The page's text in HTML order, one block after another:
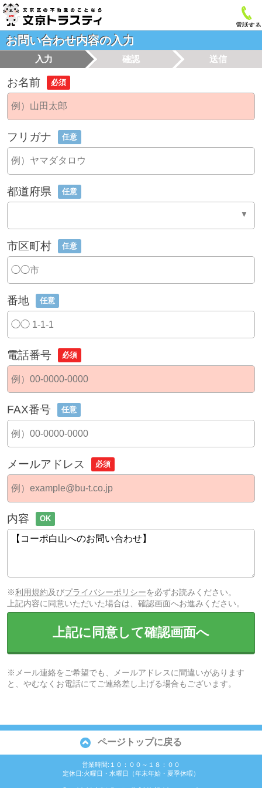
電話する
お問い合わせ内容の入力
入力 確認 送信
お名前 必須
フリガナ 任意
都道府県 任意
市区町村 任意
番地 任意
電話番号 必須
FAX番号 任意
メールアドレス 必須
内容 OK
※利用規約及びプライバシーポリシーを必ずお読みください。
上記内容に同意いただいた場合は、確認画面へお進みください。
上記に同意して確認画面へ
※メール連絡をご希望でも、メールアドレスに間違いがあります
と、やむなくお電話にてご連絡差し上げる場合もございます。
ページトップに戻る
営業時間:１０：００～１８：００
定休日:火曜日・水曜日（年末年始・夏季休暇）